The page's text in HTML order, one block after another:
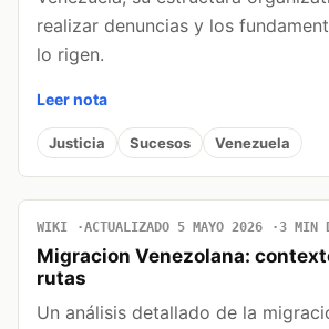
realizar denuncias y los
lo rigen.
Leer nota
Justicia Sucesos Venezuela
WIKI ACTUALIZADO 5 MAYO 2026 3 MIN
Migracion Venezolana:
rutas
Un análisis detallado de la